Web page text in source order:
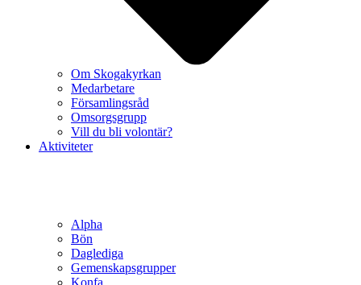
Alpha
Bön
Daglediga
Gemenskapsgrupper
Konfa
Om Skogakyrkan
Medarbetare
Församlingsråd
Omsorgsgrupp
Vill du bli volontär?
Aktiviteter